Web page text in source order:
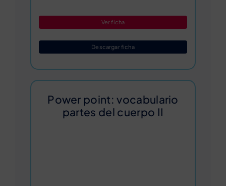
Ver ficha
Descargar ficha
Power point: vocabulario
partes del cuerpo II